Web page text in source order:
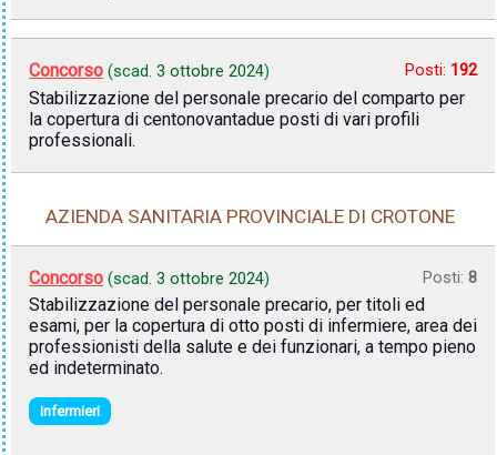
Concorso (scad. 3 ottobre 2024) Posti: 192
Stabilizzazione del personale precario del comparto per
la copertura di centonovantadue posti di vari profili
professionali.
AZIENDA SANITARIA PROVINCIALE DI CROTONE
Concorso (scad. 3 ottobre 2024) Posti: 8
Stabilizzazione del personale precario, per titoli ed
esami, per la copertura di otto posti di infermiere, area dei
professionisti della salute e dei funzionari, a tempo pieno
ed indeterminato.
Infermieri